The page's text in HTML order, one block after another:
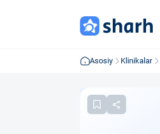
Asosiy Klinikalar